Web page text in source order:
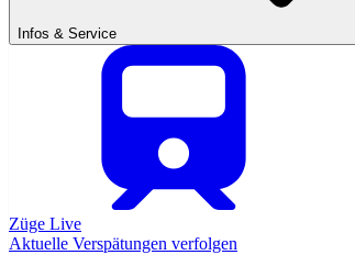
Infos & Service
Züge Live
Aktuelle Verspätungen verfolgen